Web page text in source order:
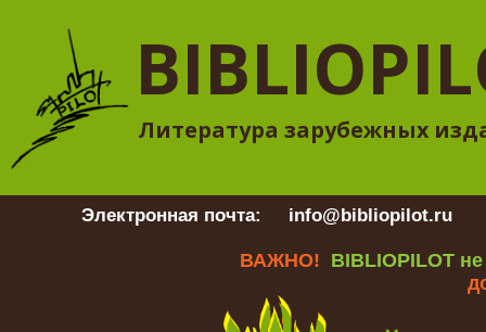
Литература зарубежных
Электронная почта: info@bibliopilot.ru
ВАЖНО! BIBLIOPILOT